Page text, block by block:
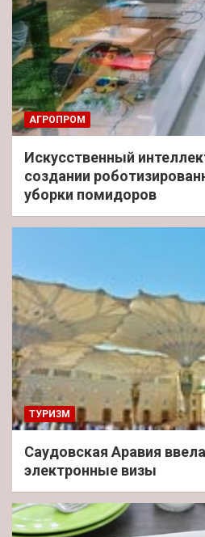
АГРОПРОМ
Искусственный
создании
уборки помидоров
ТУРИЗМ
Саудовская Аравия
электронные визы